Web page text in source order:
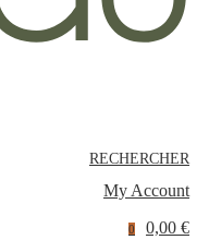
RECHERCHER
My Account
0 0,00 €